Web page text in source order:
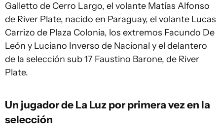
Galletto de Cerro Largo, el volante Matías Alfonso
de River Plate, nacido en Paraguay, el volante Lucas
Carrizo de Plaza Colonia, los extremos Facundo De
León y Luciano Inverso de Nacional y el delantero
de la selección sub 17 Faustino Barone, de River
Plate.
Un jugador de La Luz por primera vez en la
selección